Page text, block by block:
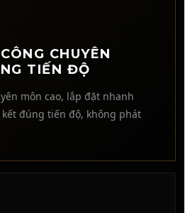
CHUYÊN
TIẾN ĐỘ
môn cao, lắp đặt nhanh
kết đúng tiến độ, không phát